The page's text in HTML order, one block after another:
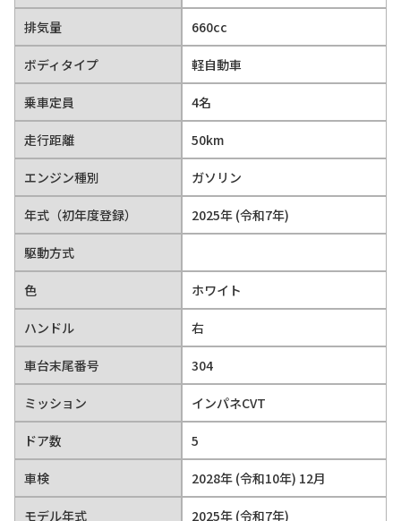
排気量 660cc
ボディタイプ 軽自動車
乗車定員 4名
走行距離 50km
エンジン種別 ガソリン
年式（初年度登録） 2025年 (令和7年)
駆動方式
色 ホワイト
ハンドル 右
車台末尾番号 304
ミッション インパネCVT
ドア数 5
車検 2028年 (令和10年) 12月
モデル年式 2025年 (令和7年)